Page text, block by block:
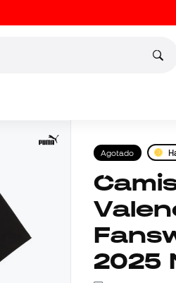
Agotado
Camiseta Puma
2025